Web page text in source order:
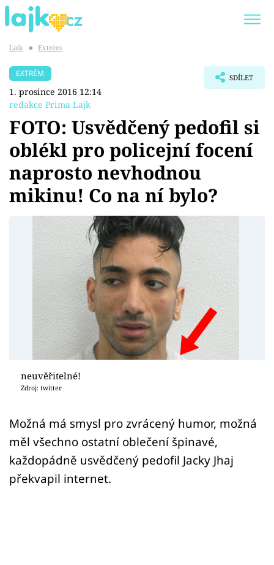
SHOPAHOLICADEL
Témata
Showbyznys
Youtubeři
Virály
Sex a vztahy
Sledujte prima+
Přihlášení
Sledujte nás
Lajk ■ Extrém
EXTRÉM
1. prosince 2016 12:14
redakce Prima Lajk
SDÍLET
FOTO: Usvědčený pedofil si
oblékl pro policejní focení
naprosto nevhodnou
mikinu! Co na ní bylo?
neuvěřitelné!
Zdroj: twitter
Možná má smysl pro zvrácený humor, možná
měl všechno ostatní oblečení špinavé,
každopádně usvědčený pedofil Jacky Jhaj
překvapil internet.